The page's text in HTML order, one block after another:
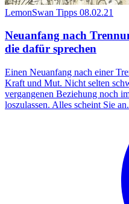
LemonSwan Tipps 08.02.21
Neuanfang nach
die dafür sprechen
Einen Neuanfang nach einer
Kraft und Mut. Nicht selten
vergangenen Beziehung noch
loszulassen. Alles scheint Sie